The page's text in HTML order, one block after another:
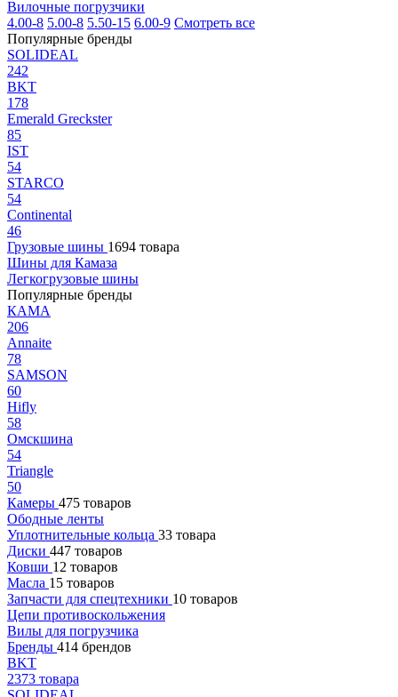
Вилочные погрузчики
4.00-8 5.00-8 5.50-15 6.00-9 Смотреть все
Популярные бренды
SOLIDEAL
242
BKT
178
Emerald Greckster
85
IST
54
STARCO
54
Continental
46
Грузовые шины 1694 товара
Шины для Камаза
Легкогрузовые шины
Популярные бренды
КАМА
206
Annaite
78
SAMSON
60
Hifly
58
Омскшина
54
Triangle
50
Камеры 475 товаров
Ободные ленты
Уплотнительные кольца 33 товара
Диски 447 товаров
Ковши 12 товаров
Масла 15 товаров
Запчасти для спецтехники 10 товаров
Цепи противоскольжения
Вилы для погрузчика
Бренды 414 брендов
BKT
2373 товара